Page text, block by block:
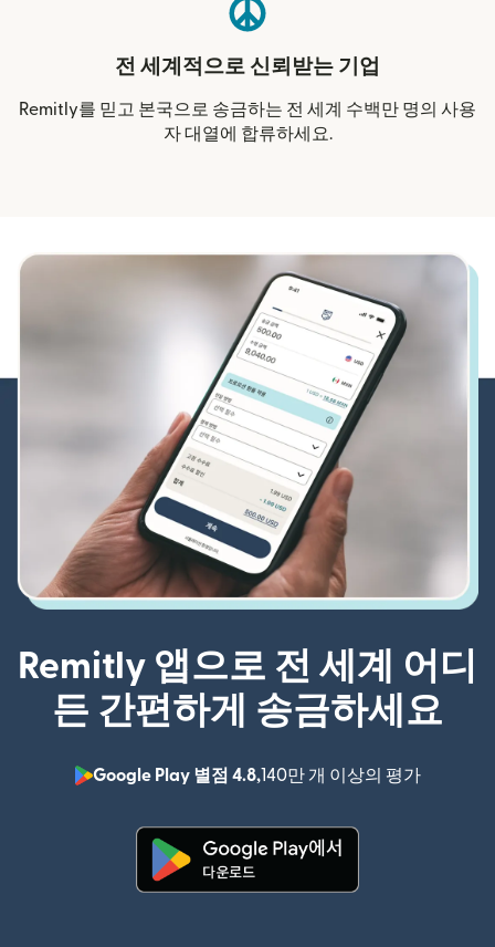
전 세계적으로 신뢰받는 기업
Remitly를 믿고 본국으로 송금하는 전 세계 수백만 명의 사용
자 대열에 합류하세요.
Remitly 앱으로 전 세계 어디
든 간편하게 송금하세요
Google Play 별점 4.8,140만 개 이상의 평가